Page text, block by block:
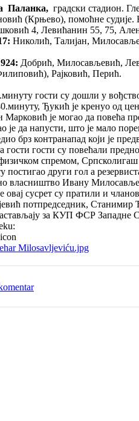
Паланка, градски стадион.
(Крњево), помоћне судије.
4, Левићанин 55, 75,
Николић, Талијан,
Добрић, Милосављевић,
Рајковић, Перић.
гости су дошли у
Ђукић је кренуо од
Марковић је могао да повећа
је да напусти, што је мало
брз контранапад који је
гости гости су повећали
физичком спремом,
постигао други гол а
власништво Ивану
овај сусрет су пратили и
потпредседник,
за КУП ФСР Западне
Milosavljeviću.jpg